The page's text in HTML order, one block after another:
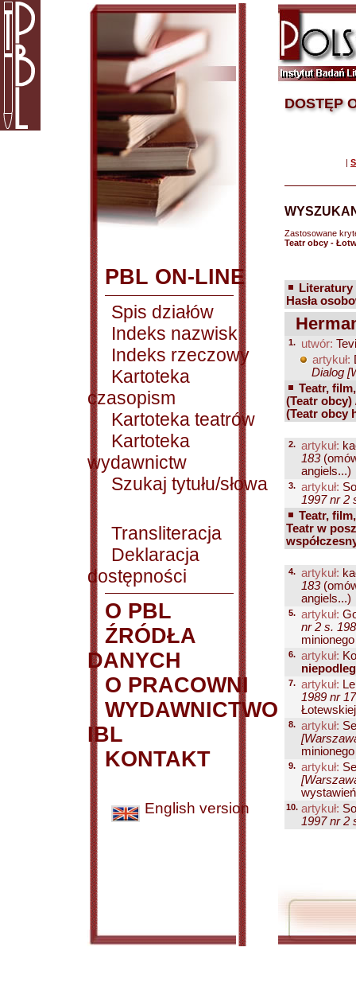
PBL ON-LINE
Spis działów
Indeks nazwisk
Indeks rzeczowy
Kartoteka
czasopism
Kartoteka teatrów
Kartoteka
wydawnictw
Szukaj tytułu/słowa
Transliteracja
Deklaracja
dostępności
O PBL
ŹRÓDŁA
DANYCH
O PRACOWNI
WYDAWNICTWO
IBL
KONTAKT
English version
DOSTĘP
|
Zastosowane
Teatr obcy -
Literatury
Hasła
1. utwór:
artykuł:
Dialog
Teatr,
(Teatr obcy)
(Teatr obcy
2. artykuł:
183
angiels...)
3. artykuł:
1997 nr 2
Teatr,
Teatr w
4. artykuł:
183
angiels...)
5. artykuł:
nr 2 s.
6. artykuł:
7. artykuł:
1989 nr
8. artykuł:
9. artykuł:
10. artykuł:
1997 nr 2